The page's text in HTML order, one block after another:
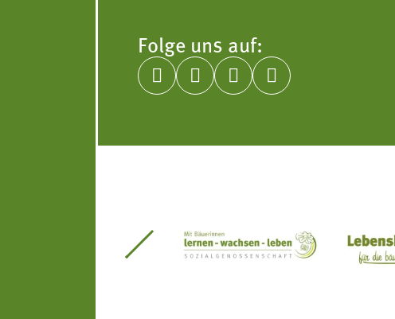
Folge uns auf:
   
Südtiroler Gärtnervereinigung Sozialgenossenschaft Mit